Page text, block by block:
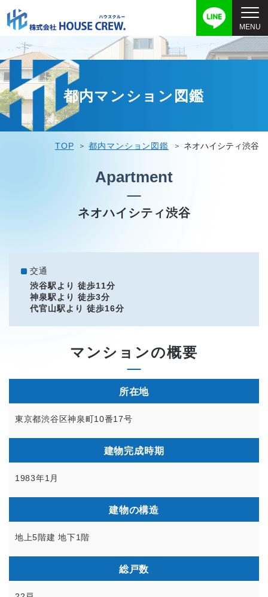
都内マンション図鑑
TOP 都内マンション図鑑 ネオハイシティ渋谷
Apartment
ネオハイシティ渋谷
交通
渋谷駅より 徒歩11分
神泉駅より 徒歩3分
代官山駅より 徒歩16分
マンションの概要
所在地
東京都渋谷区神泉町10番17号
建物完成時期
1983年1月
建物の構造
地上5階建 地下1階
総戸数